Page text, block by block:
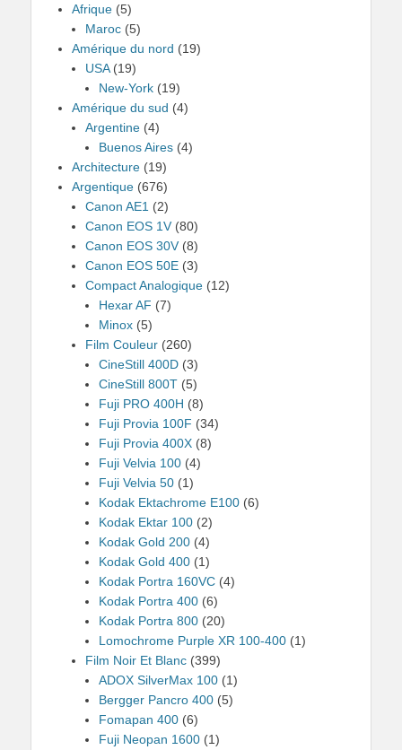
Afrique (5)
Maroc (5)
Amérique du nord (19)
USA(19)
New-York (19)
Amérique du sud (4)
Argentine (4)
Buenos Aires (4)
Architecture (19)
Argentique (676)
Canon AE1 (2)
Canon EOS 1V (80)
Canon EOS 30V (8)
Canon EOS 50E (3)
Compact Analogique (12)
Hexar AF (7)
Minox (5)
Film Couleur (260)
CineStill 400D (3)
CineStill 800T (5)
Fuji PRO 400H (8)
Fuji Provia 100F (34)
Fuji Provia 400X (8)
Fuji Velvia 100 (4)
Fuji Velvia 50 (1)
Kodak Ektachrome E100 (6)
Kodak Ektar 100 (2)
Kodak Gold 200 (4)
Kodak Gold 400 (1)
Kodak Portra 160VC (4)
Kodak Portra 400 (6)
Kodak Portra 800 (20)
Lomochrome Purple XR 100-400 (1)
Film Noir Et Blanc (399)
ADOX SilverMax 100 (1)
Bergger Pancro 400 (5)
Fomapan 400 (6)
Fuji Neopan 1600 (1)